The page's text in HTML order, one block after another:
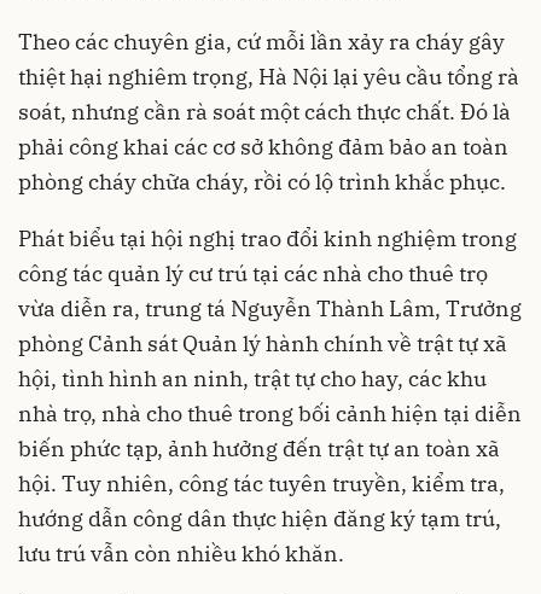
Theo các chuyên gia, cứ mỗi lần xảy ra cháy gây
thiệt hại nghiêm trọng, Hà Nội lại yêu cầu tổng rà
soát, nhưng cần rà soát một cách thực chất. Đó là
phải công khai các cơ sở không đảm bảo an toàn
phòng cháy chữa cháy, rồi có lộ trình khắc phục.
Phát biểu tại hội nghị trao đổi kinh nghiệm trong
công tác quản lý cư trú tại các nhà cho thuê trọ
vừa diễn ra, trung tá Nguyễn Thành Lâm, Trưởng
phòng Cảnh sát Quản lý hành chính về trật tự xã
hội, tình hình an ninh, trật tự cho hay, các khu
nhà trọ, nhà cho thuê trong bối cảnh hiện tại diễn
biến phức tạp, ảnh hưởng đến trật tự an toàn xã
hội. Tuy nhiên, công tác tuyên truyền, kiểm tra,
hướng dẫn công dân thực hiện đăng ký tạm trú,
lưu trú vẫn còn nhiều khó khăn.